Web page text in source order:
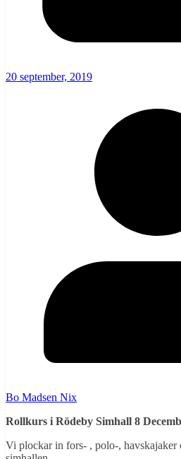
20 september, 2019
Bo Madsen Nix
Rollkurs i Rödeby Simhall 8
Vi plockar in fors- , polo-, havskajaker